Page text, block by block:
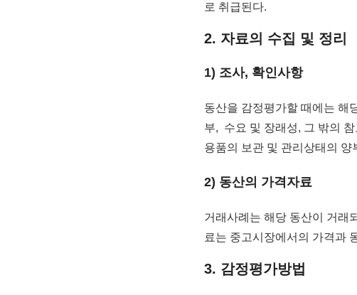
로 취급된다.
2. 자료의 수집 및 정리
1) 조사, 확인사항
동산을 감정평가할 때에는 해
부, 수요 및 장래성, 그 밖의
용품의 보관 및 관리상태의
2) 동산의 가격자료
거래사례는 해당 동산이 거래
료는 중고시장에서의 가격과
3. 감정평가방법